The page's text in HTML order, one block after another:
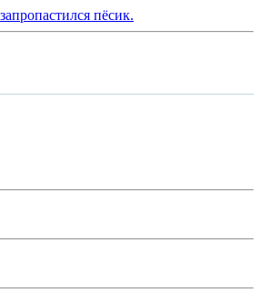
пёсик.